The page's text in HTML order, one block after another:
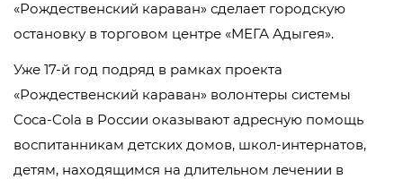
«Рождественский караван» сделает городскую
остановку в торговом центре «МЕГА Адыгея».
Уже 17-й год подряд в рамках проекта
«Рождественский караван» волонтеры системы
Coca-Cola в России оказывают адресную помощь
воспитанникам детских домов, школ-интернатов,
детям, находящимся на длительном лечении в